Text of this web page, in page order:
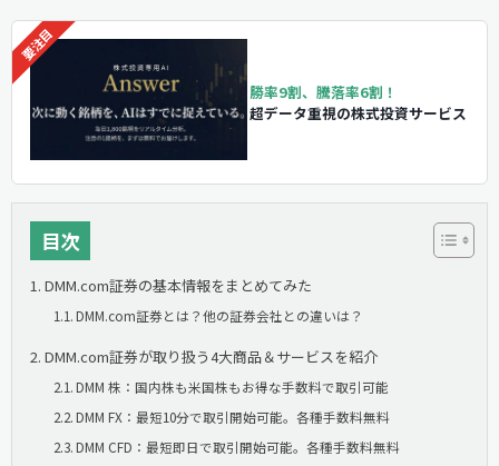
勝率9割、騰落率6割！
超データ重視の株式投資サービス
目次
DMM.com証券の基本情報をまとめてみた
DMM.com証券とは？他の証券会社との違いは？
DMM.com証券が取り扱う4大商品＆サービスを紹介
DMM 株：国内株も米国株もお得な手数料で取引可能
DMM FX：最短10分で取引開始可能。各種手数料無料
DMM CFD：最短即日で取引開始可能。各種手数料無料